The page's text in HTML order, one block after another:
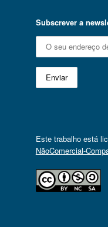
Subscrever a
Este trabalho está
NãoComercial-